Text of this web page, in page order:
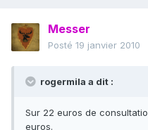
Messer
Posté 19 janvier 2010
rogermila a dit :
Sur 22 euros de
euros.